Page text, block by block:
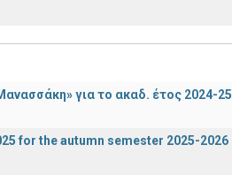
για το ακαδ. έτος 2024-25
for the autumn semester 2025-2026